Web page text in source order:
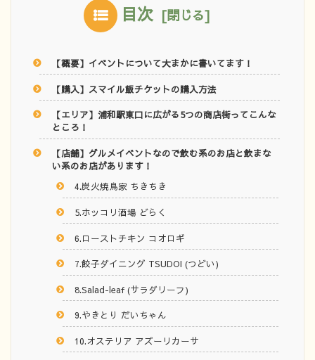
目次
【概要】イベントについて大まかに書いてます！
【購入】スマイル飯チケットの購入方法
【エリア】浦和駅東口に広がる5つの商店街ってこんな
ところ！
【店舗】グルメイベントなので飲む系のお店と飲まな
い系のお店があります！
4.炭火焼鳥家 ちきちき
5.ホッコリ酒場 どらく
6.ローストチキン コオロギ
7.餃子ダイニング TSUDOI (つどい)
8.Salad-leaf (サラダリーフ)
9.やきとり だいちゃん
10.オステリア アズーリカーサ